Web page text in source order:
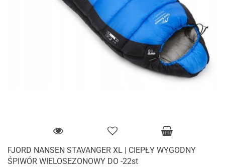
FJORD NANSEN STAVANGER XL | CIEPŁY WYGODNY
ŚPIWÓR WIELOSEZONOWY DO -22st